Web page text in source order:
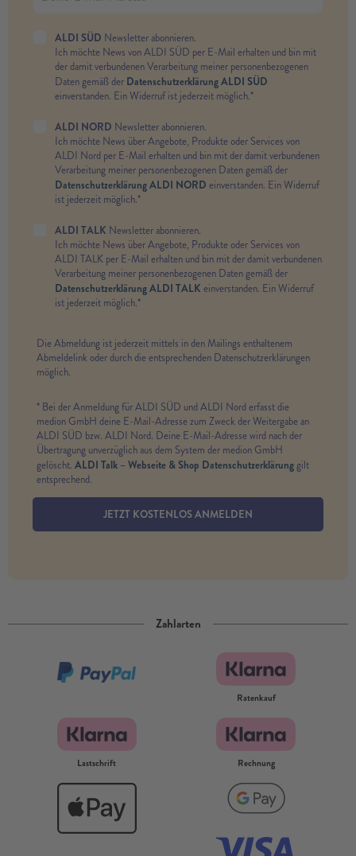
ALDI SÜD Newsletter abonnieren.
Ich möchte News von ALDI SÜD per E-Mail erhalten und bin mit
der damit verbundenen Verarbeitung meiner personenbezogenen
Daten gemäß der Datenschutzerklärung ALDI SÜD
einverstanden. Ein Widerruf ist jederzeit möglich.*
ALDI NORD Newsletter abonnieren.
Ich möchte News über Angebote, Produkte oder Services von
ALDI Nord per E-Mail erhalten und bin mit der damit verbundenen
Verarbeitung meiner personenbezogenen Daten gemäß der
Datenschutzerklärung ALDI NORD einverstanden. Ein Widerruf
ist jederzeit möglich.*
ALDI TALK Newsletter abonnieren.
Ich möchte News über Angebote, Produkte oder Services von
ALDI TALK per E-Mail erhalten und bin mit der damit verbundenen
Verarbeitung meiner personenbezogenen Daten gemäß der
Datenschutzerklärung ALDI TALK einverstanden. Ein Widerruf
ist jederzeit möglich.*
Die Abmeldung ist jederzeit mittels in den Mailings enthaltenem
Abmeldelink oder durch die entsprechenden Datenschutzerklärungen
möglich.
* Bei der Anmeldung für ALDI SÜD und ALDI Nord erfasst die
medion GmbH deine E-Mail-Adresse zum Zweck der Weitergabe an
ALDI SÜD bzw. ALDI Nord. Deine E-Mail-Adresse wird nach der
Übertragung unverzüglich aus dem System der medion GmbH
gelöscht. ALDI Talk – Webseite & Shop Datenschutzerklärunggilt
entsprechend.
JETZT KOSTENLOS ANMELDEN
Zahlarten
Ratenkauf
Lastschrift Rechnung